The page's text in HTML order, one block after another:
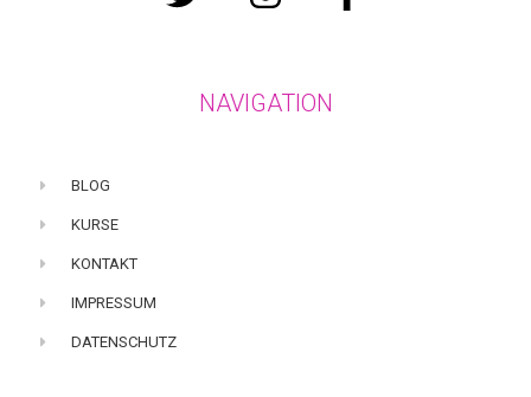
NAVIGATION
BLOG
KURSE
KONTAKT
IMPRESSUM
DATENSCHUTZ